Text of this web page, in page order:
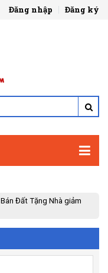
Đăng nhập Đăng ký
Bán Đất Tặng Nhà giảm